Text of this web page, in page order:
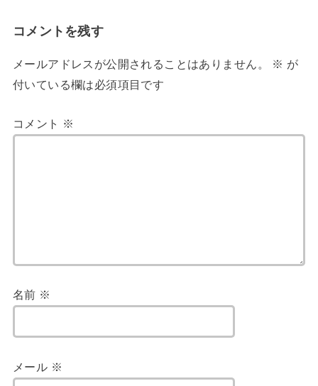
コメントを残す
メールアドレスが公開されることはありません。 ※ が
付いている欄は必須項目です
コメント ※
名前 ※
メール ※